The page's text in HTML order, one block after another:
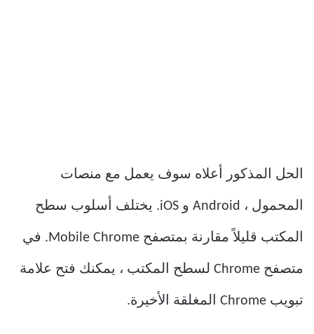
الحل المذكور أعلاه سوف يعمل مع منصات
المحمول ، Android و iOS. يختلف أسلوب سطح
المكتب قليلاً مقارنة بمتصفح Mobile Chrome. في
متصفح Chrome لسطح المكتب ، يمكنك فتح علامة
تبويب Chrome المغلقة الأخيرة.